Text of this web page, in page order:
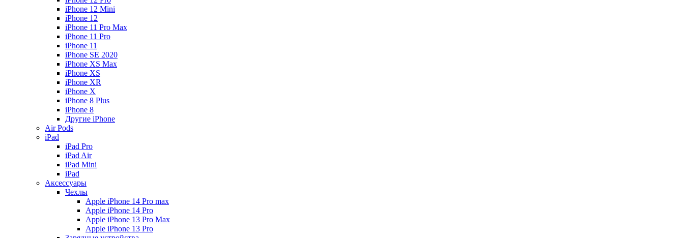
iPhone 12 Mini
iPhone 12
iPhone 11 Pro Max
iPhone 11 Pro
iPhone 11
iPhone SE 2020
iPhone XS Max
iPhone XS
iPhone XR
iPhone X
iPhone 8 Plus
iPhone 8
Другие iPhone
Air Pods
iPad
iPad Pro
iPad Air
iPad Mini
iPаd
Аксессуары
Чехлы
Apple iPhone 14 Pro max
Apple iPhone 14 Pro
Apple iPhone 13 Pro Max
Apple iPhone 13 Pro